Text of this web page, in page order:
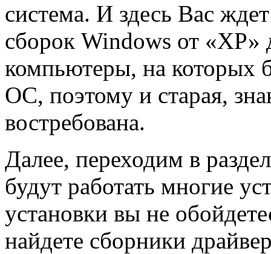
система. И здесь Вас
сборок Windows от «ХР»
компьютеры, на которых
ОС, поэтому и старая,
востребована.
Далее, переходим в
будут работать многие
установки вы не
найдете сборники